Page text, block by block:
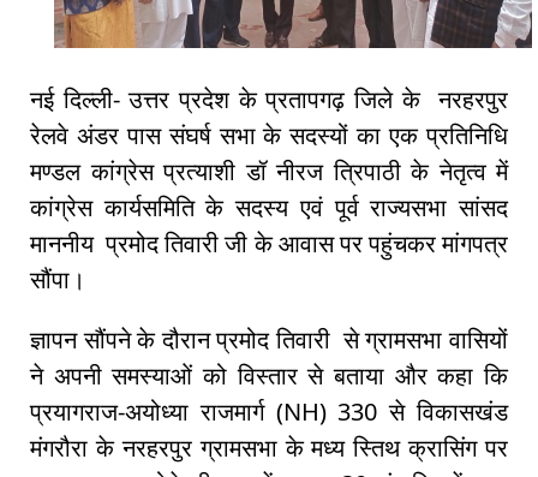
नई दिल्ली- उत्तर प्रदेश के प्रतापगढ़ जिले के नरहरपुर
रेलवे अंडर पास संघर्ष सभा के सदस्यों का एक प्रतिनिधि
मण्डल कांग्रेस प्रत्याशी डॉ नीरज त्रिपाठी के नेतृत्व में
कांग्रेस कार्यसमिति के सदस्य एवं पूर्व राज्यसभा सांसद
माननीय प्रमोद तिवारी जी के आवास पर पहुंचकर मांगपत्र
सौंपा।
ज्ञापन सौंपने के दौरान प्रमोद तिवारी से ग्रामसभा वासियों
ने अपनी समस्याओं को विस्तार से बताया और कहा कि
प्रयागराज-अयोध्या राजमार्ग (NH) 330 से विकासखंड
मंगरौरा के नरहरपुर ग्रामसभा के मध्य स्तिथ क्रासिंग पर